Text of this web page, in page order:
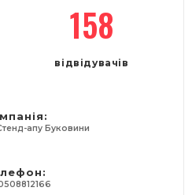
158
відвідувачів
апу Буковини